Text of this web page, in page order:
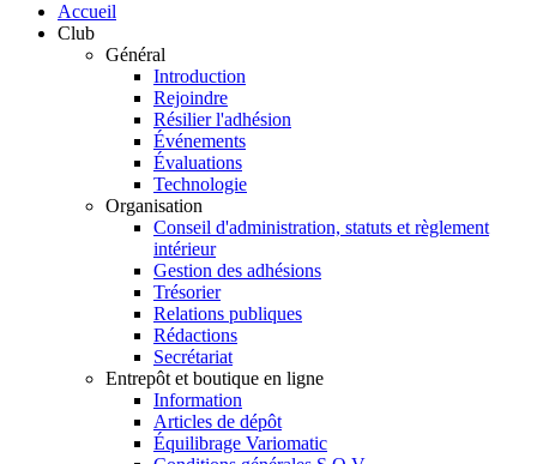
Accueil
Club
Général
Introduction
Rejoindre
Résilier l'adhésion
Événements
Évaluations
Technologie
Organisation
Conseil d'administration, statuts et règlement
intérieur
Gestion des adhésions
Trésorier
Relations publiques
Rédactions
Secrétariat
Entrepôt et boutique en ligne
Information
Articles de dépôt
Équilibrage Variomatic